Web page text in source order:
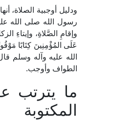
ودليل أوجبية الصلاة،
رسول الله صلى الله
وإقامِ الصَّلاةِ، وإيتاءِ
الله عليه وآله وسلم
الطواف وأوجب.
ما يترتب
المكتوبة